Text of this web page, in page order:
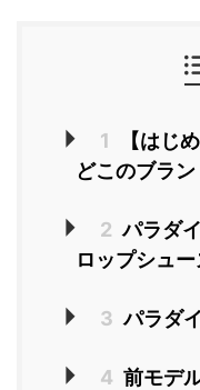
1
【はじ
どこのブラン
2 パラダ
ロップシュー
3 パラダ
4 前モデ